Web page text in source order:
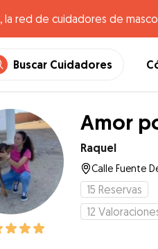
la red de cuidadores de
Buscar Cuidadores
Amor
Raquel
Calle Fuente
15 Reservas
12